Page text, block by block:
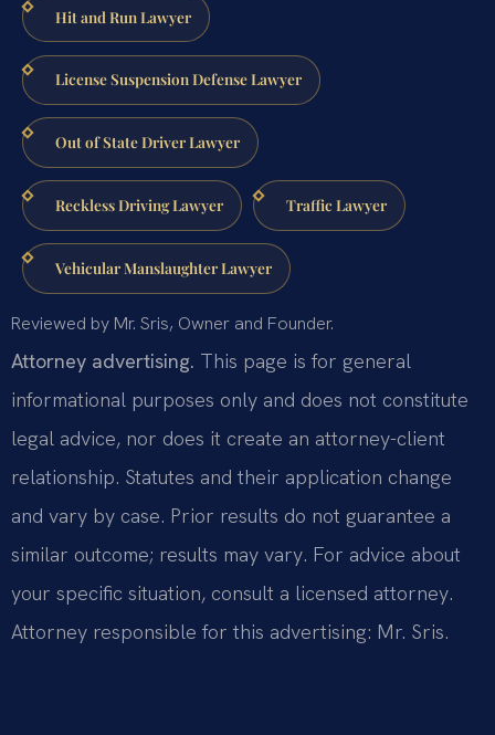
Hit and Run Lawyer
License Suspension Defense Lawyer
Out of State Driver Lawyer
Reckless Driving Lawyer Traffic Lawyer
Vehicular Manslaughter Lawyer
Reviewed by Mr. Sris, Owner and Founder.
Attorney advertising. This page is for general
informational purposes only and does not constitute
legal advice, nor does it create an attorney-client
relationship. Statutes and their application change
and vary by case. Prior results do not guarantee a
similar outcome; results may vary. For advice about
your specific situation, consult a licensed attorney.
Attorney responsible for this advertising: Mr. Sris.